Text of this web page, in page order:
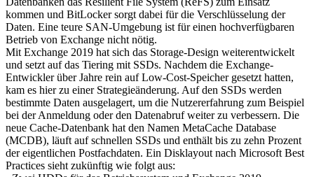
kommen und BitLocker sorgt dabei für die Verschlüsselung der
Daten. Eine teure SAN-Umgebung ist für einen hochverfügbaren
Betrieb von Exchange nicht nötig.
Mit Exchange 2019 hat sich das Storage-Design weiterentwickelt
und setzt auf das Tiering mit SSDs. Nachdem die Exchange-
Entwickler über Jahre rein auf Low-Cost-Speicher gesetzt hatten,
kam es hier zu einer Strategieänderung. Auf den SSDs werden
bestimmte Daten ausgelagert, um die Nutzererfahrung zum Beispiel
bei der Anmeldung oder den Datenabruf weiter zu verbessern. Die
neue Cache-Datenbank hat den Namen MetaCache Database
(MCDB), läuft auf schnellen SSDs und enthält bis zu zehn Prozent
der eigentlichen Postfachdaten. Ein Disklayout nach Microsoft Best
Practices sieht zukünftig wie folgt aus: